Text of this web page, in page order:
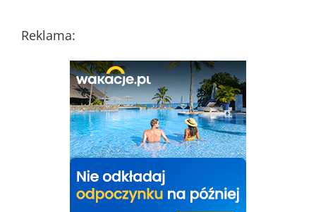
Reklama: